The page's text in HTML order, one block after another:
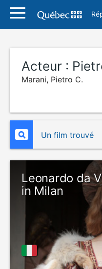
Acteur :
Marani, Pietro C.
Un film trouvé
Leonardo da
in Milan